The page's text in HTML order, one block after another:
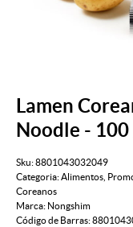
Lamen
Noodle - 100
Sku:8801043032049
Categoria:Alimentos
Coreanos
Marca: Nongshim
Código de Barras: